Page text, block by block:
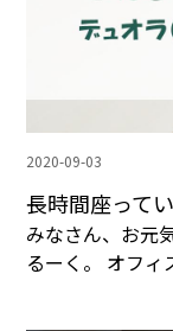
2020-09-03
長時間座って
みなさん、お元
るーく。 オフィ